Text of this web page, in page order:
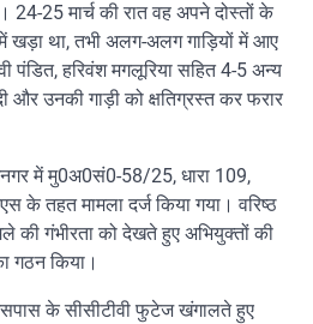
24-25 मार्च की रात वह अपने दोस्तों के
खड़ा था, तभी अलग-अलग गाड़ियों में आए
पंडित, हरिवंश मगलूरिया सहित 4-5 अन्य
और उनकी गाड़ी को क्षतिग्रस्त कर फरार
में मु0अ0सं0-58/25, धारा 109,
के तहत मामला दर्ज किया गया। वरिष्ठ
की गंभीरता को देखते हुए अभियुक्तों की
गठन किया।
के सीसीटीवी फुटेज खंगालते हुए